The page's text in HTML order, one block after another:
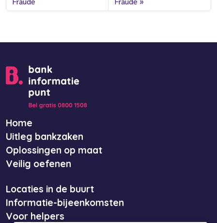
Fraude
Fraude
Home
Uitleg bankzaken
Oplossingen op maat
Veilig oefenen
Locaties in de buurt
Informatie-bijeenkomsten
Voor helpers